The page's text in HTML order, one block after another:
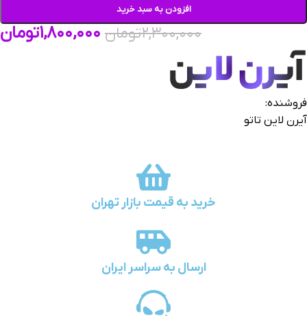
افزودن به سبد خرید
۲,۳۰۰,۰۰۰تومان ۱,۸۰۰,۰۰۰تومان
فروشنده:
آیرن لاین تاتو
خرید به قیمت بازار تهران
ارسال به سراسر ایران